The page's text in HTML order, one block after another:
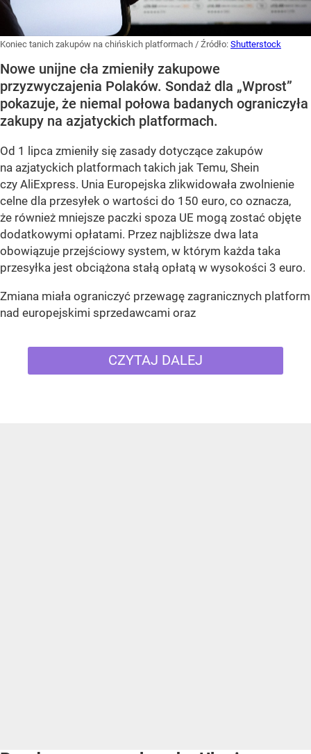
Koniec tanich zakupów na chińskich platformach / Źródło: Shutterstock
Nowe unijne cła zmieniły zakupowe
przyzwyczajenia Polaków. Sondaż dla „Wprost”
pokazuje, że niemal połowa badanych ograniczyła
zakupy na azjatyckich platformach.
Od 1 lipca zmieniły się zasady dotyczące zakupów
na azjatyckich platformach takich jak Temu, Shein
czy AliExpress. Unia Europejska zlikwidowała zwolnienie
celne dla przesyłek o wartości do 150 euro, co oznacza,
że również mniejsze paczki spoza UE mogą zostać objęte
dodatkowymi opłatami. Przez najbliższe dwa lata
obowiązuje przejściowy system, w którym każda taka
przesyłka jest obciążona stałą opłatą w wysokości 3 euro.
Zmiana miała ograniczyć przewagę zagranicznych platform
nad europejskimi sprzedawcami oraz
CZYTAJ DALEJ